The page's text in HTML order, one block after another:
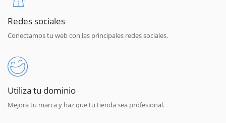
Redes sociales
Conectamos tu web con las principales redes sociales.
Utiliza tu dominio
Mejora tu marca y haz que tu tienda sea profesional.